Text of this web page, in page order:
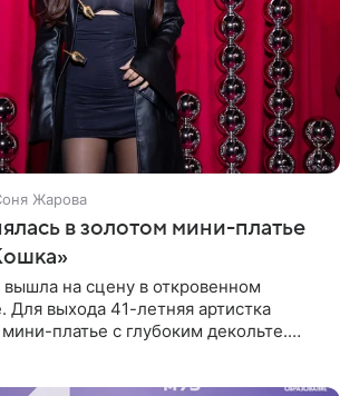
Жарова
в золотом мини-платье
на сцену в откровенном
Для выхода 41-летняя артистка
платье с глубоким декольте.